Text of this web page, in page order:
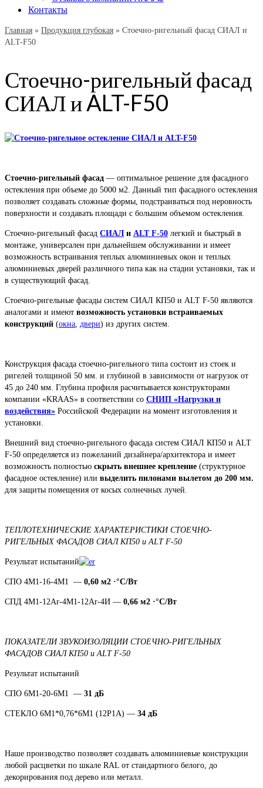
Контакты
Главная » Продукция глубокая » Стоечно-ригельный фасад СИАЛ и
ALT-F50
Стоечно-ригельный фасад
СИАЛ и ALT-F50
Стоечно-ригельный фасад — оптимальное решение для фасадного
остекления при объеме до 5000 м2. Данный тип фасадного остекления
позволяет создавать сложные формы, подстраиваться под неровность
поверхности и создавать площади с большим объемом остекления.
Стоечно-ригельный фасад СИАЛи ALT F-50 легкий и быстрый в
монтаже, универсален при дальнейшем обслуживании и имеет
возможность встраивания теплых алюминиевых окон и теплых
алюминиевых дверей различного типа как на стадии установки, так и
в существующий фасад.
Стоечно-ригельные фасады систем СИАЛ КП50 и ALT F-50 являются
аналогами и имеют возможность установки встраиваемых
конструкций (окна, двери) из других систем.
Конструкция фасада стоечно-ригельного типа состоит из стоек и
ригелей толщиной 50 мм. и глубиной в зависимости от нагрузок от
45 до 240 мм. Глубина профиля расчитывается конструкторами
компании «KRAAS» в соответствии со СНИП «Нагрузки и
воздействия» Российской Федерации на момент изготовления и
установки.
Внешний вид стоечно-ригельного фасада систем СИАЛ КП50 и ALT
F-50 определяется из пожеланий дизайнера/архитектора и имеет
возможность полностью скрыть внешнее крепление (структурное
фасадное остекление) или выделить пилонами вылетом до 200 мм.
для защиты помещения от косых солнечных лучей.
ТЕПЛОТЕХНИЧЕСКИЕ ХАРАКТЕРИСТИКИ СТОЕЧНО-
РИГЕЛЬНЫХ ФАСАДОВ СИАЛ КП50 и ALT F-50
Результат испытаний
СПО 4М1-16-4М1 — 0,60 м2 ·°С/Вт
СПД 4М1-12Аr-4М1-12Ar-4И — 0,66 м2 ·°С/Вт
ПОКАЗАТЕЛИ ЗВУКОИЗОЛЯЦИИ СТОЕЧНО-РИГЕЛЬНЫХ
ФАСАДОВ СИАЛ КП50 и ALT F-50
Результат испытаний
СПО 6М1-20-6М1 — 31 дБ
СТЕКЛО 6М1*0,76*6М1 (12Р1А) — 34 дБ
Наше производство позволяет создавать алюминиевые конструкции
любой расцветки по шкале RAL от стандартного белого, до
декорирования под дерево или металл.